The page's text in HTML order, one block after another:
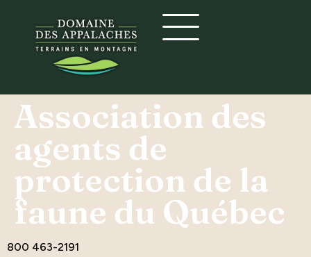
Association des
agents de
protection de la
faune du Québec
800 463-2191